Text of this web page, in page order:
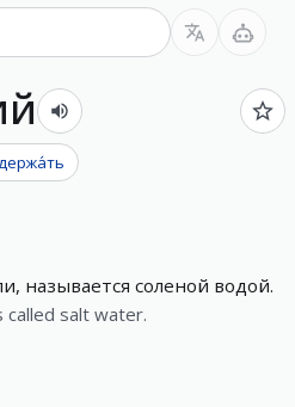
называется соленой водой.
called salt water.